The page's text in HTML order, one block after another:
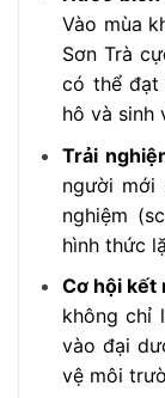
Vào mùa
Sơn Trà
có thể đạt
hô và sinh
Trải
người mới
nghiệm
hình thức
Cơ hội kết
không chỉ
vào đại
vệ môi